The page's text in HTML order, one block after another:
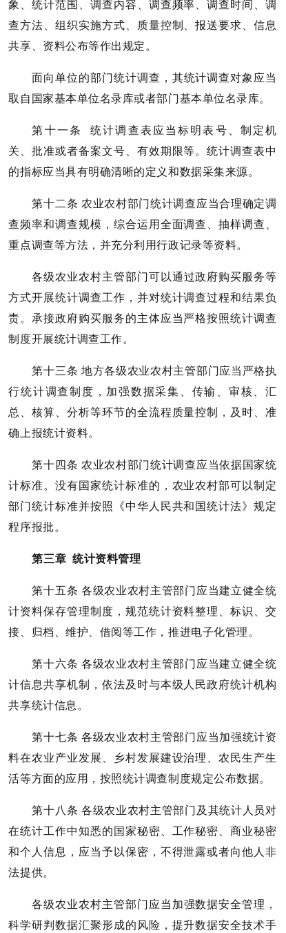
象、统计范围、调查内容、调查频率、调查时间、调
查方法、组织实施方式、质量控制、报送要求、信息
共享、资料公布等作出规定。
面向单位的部门统计调查，其统计调查对象应当
取自国家基本单位名录库或者部门基本单位名录库。
第十一条 统计调查表应当标明表号、制定机
关、批准或者备案文号、有效期限等。统计调查表中
的指标应当具有明确清晰的定义和数据采集来源。
第十二条 农业农村部门统计调查应当合理确定调
查频率和调查规模，综合运用全面调查、抽样调查、
重点调查等方法，并充分利用行政记录等资料。
各级农业农村主管部门可以通过政府购买服务等
方式开展统计调查工作，并对统计调查过程和结果负
责。承接政府购买服务的主体应当严格按照统计调查
制度开展统计调查工作。
第十三条 地方各级农业农村主管部门应当严格执
行统计调查制度，加强数据采集、传输、审核、汇
总、核算、分析等环节的全流程质量控制，及时、准
确上报统计资料。
第十四条 农业农村部门统计调查应当依据国家统
计标准。没有国家统计标准的，农业农村部可以制定
部门统计标准并按照《中华人民共和国统计法》规定
程序报批。
第三章 统计资料管理
第十五条 各级农业农村主管部门应当建立健全统
计资料保存管理制度，规范统计资料整理、标识、交
接、归档、维护、借阅等工作，推进电子化管理。
第十六条 各级农业农村主管部门应当建立健全统
计信息共享机制，依法及时与本级人民政府统计机构
共享统计信息。
第十七条 各级农业农村主管部门应当加强统计资
料在农业产业发展、乡村发展建设治理、农民生产生
活等方面的应用，按照统计调查制度规定公布数据。
第十八条 各级农业农村主管部门及其统计人员对
在统计工作中知悉的国家秘密、工作秘密、商业秘密
和个人信息，应当予以保密，不得泄露或者向他人非
法提供。
各级农业农村主管部门应当加强数据安全管理，
科学研判数据汇聚形成的风险，提升数据安全技术手